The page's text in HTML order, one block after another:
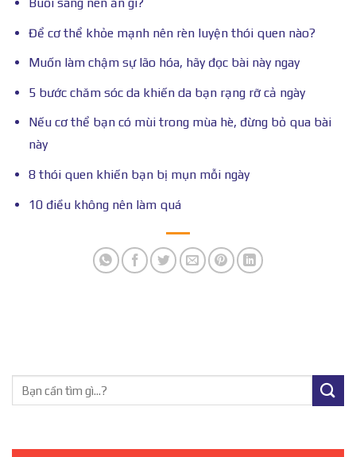
Để cơ thể khỏe mạnh nên rèn luyện thói quen nào?
Muốn làm chậm sự lão hóa, hãy đọc bài này ngay
5 bước chăm sóc da khiến da bạn rạng rỡ cả ngày
Nếu cơ thể bạn có mùi trong mùa hè, đừng bỏ qua bài
này
8 thói quen khiến bạn bị mụn mỗi ngày
10 điều không nên làm quá